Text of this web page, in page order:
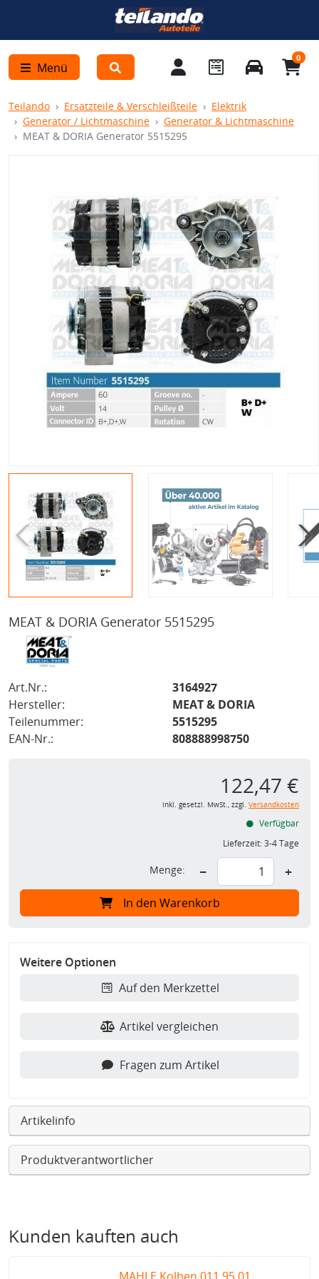
Menü
0
Teilando Ersatzteile & Verschleißteile
Elektrik
Generator / Lichtmaschine
Generator & Lichtmaschine
MEAT & DORIA Generator 5515295
MEAT & DORIA Generator 5515295
Art.Nr.:
3164927
Hersteller:
MEAT & DORIA
Teilenummer:
5515295
EAN-Nr.:
808888998750
122,47 €
inkl. gesetzl. MwSt., zzgl. Versandkosten
Verfügbar
Lieferzeit:3-4 Tage
Menge: − +
In den Warenkorb
Weitere Optionen
Auf den Merkzettel
Artikel vergleichen
Fragen zum Artikel
Artikelinfo
Produktverantwortlicher
Kunden kauften auch